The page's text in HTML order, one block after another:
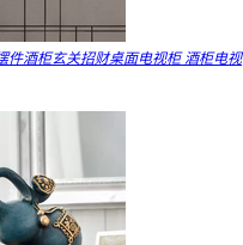
件酒柜玄关招财桌面电视柜 酒柜电视